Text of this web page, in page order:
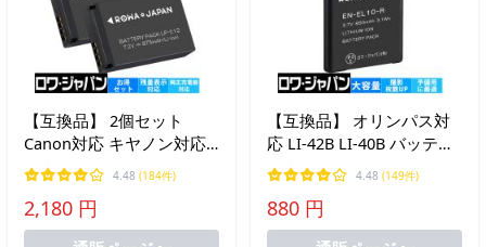
【互換品】 2個セット
Canon対応 キヤノン対応
LP-E12 バッテリー 残量表
示対応 EOS M M100 M200
Kiss M X7 対応 ロワジャパ
ン
4.48 (184件)
2,180 円
【互換品】 オリンパス対
応 LI-42B LI-40B バッテリ
ー μ / FEシリーズ 対応
OLYMPUS対応 ロワジャパ
ン
4.48 (149件)
880 円